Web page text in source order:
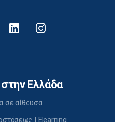
στην Ελλάδα
σε αίθουσα
| Elearning